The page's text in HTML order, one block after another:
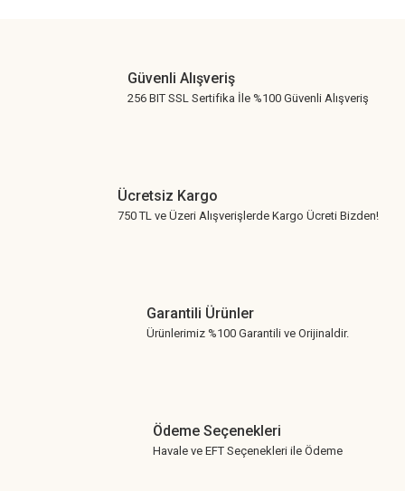
Güvenli Alışveriş
256 BIT SSL Sertifika İle %100 Güvenli Alışveriş
Ücretsiz Kargo
750 TL ve Üzeri Alışverişlerde Kargo Ücreti Bizden!
Garantili Ürünler
Ürünlerimiz %100 Garantili ve Orijinaldir.
Ödeme Seçenekleri
Havale ve EFT Seçenekleri ile Ödeme